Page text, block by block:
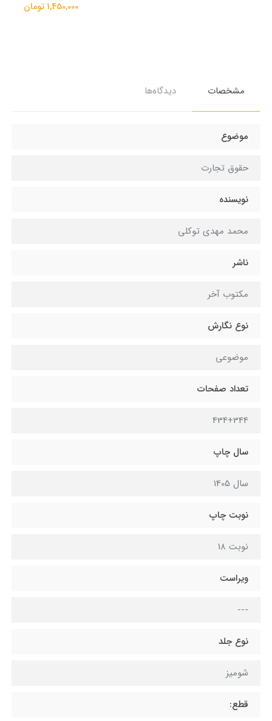
1,450,000 تومان
مشخصات دیدگاه‌ها
موضوع
حقوق تجارت
نویسنده
محمد مهدی توکلی
ناشر
مکتوب آخر
نوع نگارش
موضوعی
تعداد صفحات
434+344
سال چاپ
سال 1405
نوبت چاپ
نوبت 18
ویراست
---
نوع جلد
شومیز
قطع: